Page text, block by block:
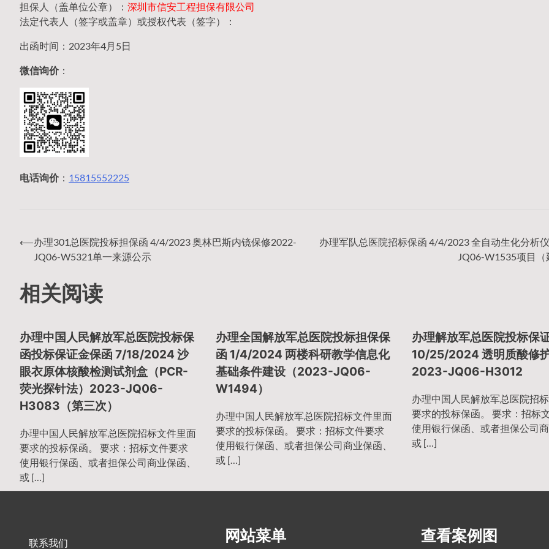
担保人（盖单位公章）： 深圳市信安工程担保有限公司
法定代表人（签字或盖章）或授权代表（签字）：
出函时间：2023年4月5日
微信询价：
电话询价： 15815552225
文
章
导
航
⟵办理301总医院投标担保函 4/4/2023 奥林巴斯内镜保修2022-
JQ06-W5321单一来源公示
办理军队总医院招标保函 4/4/2023 全自动生化分析
JQ06-W1535项目（
相关阅读
办理中国人民解放军总医院投标保
函投标保证金保函 7/18/2024 沙
眼衣原体核酸检测试剂盒（PCR-
荧光探针法）2023-JQ06-
H3083（第三次）
办理中国人民解放军总医院招标文件里面
要求的投标保函。 要求：招标文件要求
使用银行保函、或者担保公司商业保函、
或 […]
办理全国解放军总医院投标担保保
函 1/4/2024 两楼科研教学信息化
基础条件建设（2023-JQ06-
W1494）
办理中国人民解放军总医院招标文件里面
要求的投标保函。 要求：招标文件要求
使用银行保函、或者担保公司商业保函、
或 […]
办理解放军总医院投标保
10/25/2024 透明质酸修
2023-JQ06-H3012
办理中国人民解放军总医院招
要求的投标保函。 要求：招标
使用银行保函、或者担保公司商
或 […]
联系我们 网站菜单 查看案例图